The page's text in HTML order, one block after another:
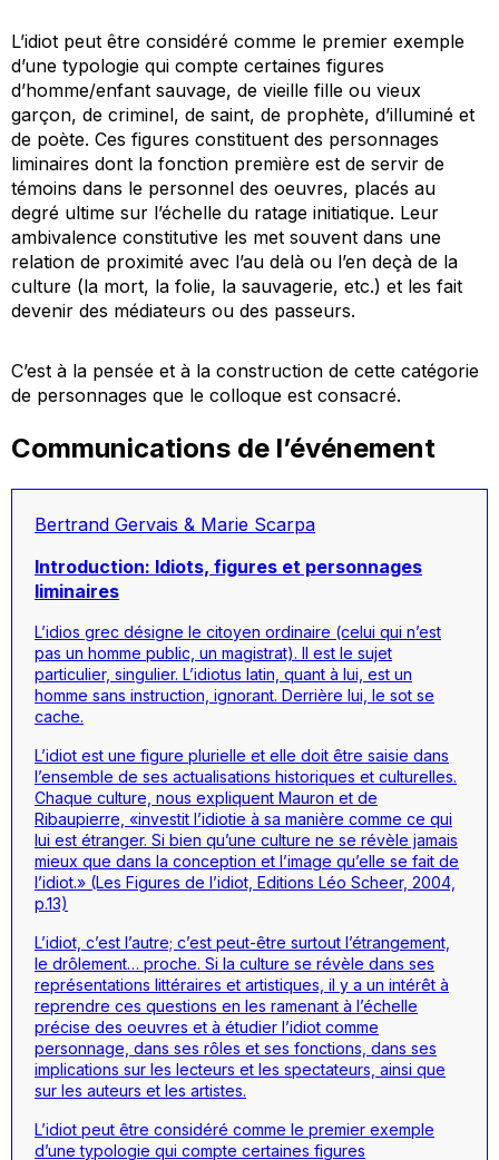
L’idiot peut être considéré comme le premier exemple
d’une typologie qui compte certaines figures
d’homme/enfant sauvage, de vieille fille ou vieux
garçon, de criminel, de saint, de prophète, d’illuminé et
de poète. Ces figures constituent des personnages
liminaires dont la fonction première est de servir de
témoins dans le personnel des oeuvres, placés au
degré ultime sur l’échelle du ratage initiatique. Leur
ambivalence constitutive les met souvent dans une
relation de proximité avec l’au delà ou l’en deçà de la
culture (la mort, la folie, la sauvagerie, etc.) et les fait
devenir des médiateurs ou des passeurs.
C’est à la pensée et à la construction de cette catégorie
de personnages que le colloque est consacré.
Communications de l’événement
Bertrand Gervais & Marie Scarpa
Introduction: Idiots, figures et personnages
liminaires
L’idios grec désigne le citoyen ordinaire (celui qui n’est
pas un homme public, un magistrat). Il est le sujet
particulier, singulier. L’idiotus latin, quant à lui, est un
homme sans instruction, ignorant. Derrière lui, le sot se
cache.
L’idiot est une figure plurielle et elle doit être saisie dans
l’ensemble de ses actualisations historiques et culturelles.
Chaque culture, nous expliquent Mauron et de
Ribaupierre, «investit l’idiotie à sa manière comme ce qui
lui est étranger. Si bien qu’une culture ne se révèle jamais
mieux que dans la conception et l’image qu’elle se fait de
l’idiot.» (Les Figures de l’idiot, Editions Léo Scheer, 2004,
p.13)
L’idiot, c’est l’autre; c’est peut-être surtout l’étrangement,
le drôlement… proche. Si la culture se révèle dans ses
représentations littéraires et artistiques, il y a un intérêt à
reprendre ces questions en les ramenant à l’échelle
précise des oeuvres et à étudier l’idiot comme
personnage, dans ses rôles et ses fonctions, dans ses
implications sur les lecteurs et les spectateurs, ainsi que
sur les auteurs et les artistes.
L’idiot peut être considéré comme le premier exemple
d’une typologie qui compte certaines figures